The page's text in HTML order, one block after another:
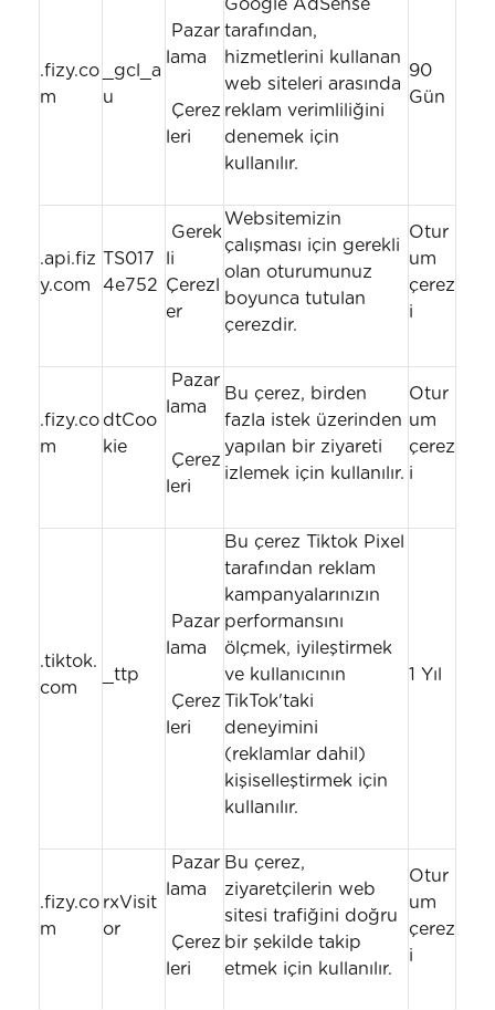
.fizy.co
m
_gcl_a
u
Pazar
lama
Çerez
leri
Google AdSense
tarafından,
hizmetlerini kullanan
web siteleri arasında
reklam verimliliğini
denemek için
kullanılır.
90
Gün
.api.fiz
y.com
TS017
4e752
Gerek
li
Çerezl
er
Websitemizin
çalışması için gerekli
olan oturumunuz
boyunca tutulan
çerezdir.
Otur
um
çerez
i
.fizy.co
m
dtCoo
kie
Pazar
lama
Çerez
leri
Bu çerez, birden
fazla istek üzerinden
yapılan bir ziyareti
izlemek için kullanılır.
Otur
um
çerez
i
.tiktok.
com
_ttp
Pazar
lama
Çerez
leri
Bu çerez Tiktok Pixel
tarafından reklam
kampanyalarınızın
performansını
ölçmek, iyileştirmek
ve kullanıcının
TikTok'taki
deneyimini
(reklamlar dahil)
kişiselleştirmek için
kullanılır.
1 Yıl
.fizy.co
m
rxVisit
or
Pazar
lama
Çerez
leri
Bu çerez,
ziyaretçilerin web
sitesi trafiğini doğru
bir şekilde takip
etmek için kullanılır.
Otur
um
çerez
i